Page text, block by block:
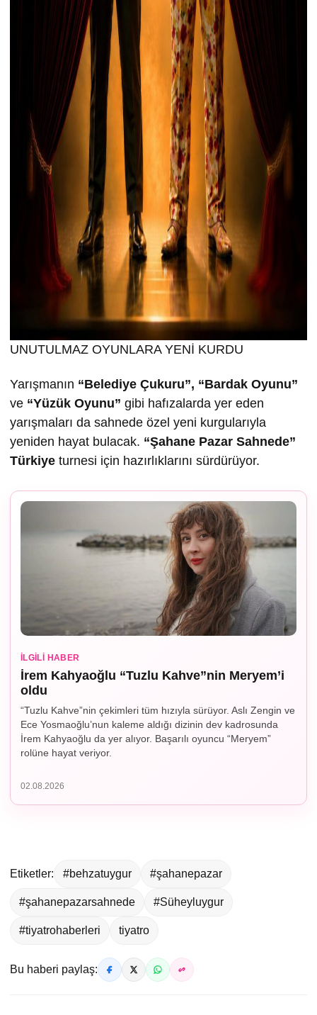
UNUTULMAZ OYUNLARA YENİ KURDU
Yarışmanın “Belediye Çukuru”, “Bardak Oyunu”
ve “Yüzük Oyunu” gibi hafızalarda yer eden
yarışmaları da sahnede özel yeni kurgularıyla
yeniden hayat bulacak. “Şahane Pazar Sahnede”
Türkiye turnesi için hazırlıklarını sürdürüyor.
İLGILI HABER
İrem Kahyaoğlu “Tuzlu Kahve”nin Meryem’i
oldu
“Tuzlu Kahve”nin çekimleri tüm hızıyla sürüyor. Aslı Zengin ve
Ece Yosmaoğlu’nun kaleme aldığı dizinin dev kadrosunda
İrem Kahyaoğlu da yer alıyor. Başarılı oyuncu “Meryem”
rolüne hayat veriyor.
02.08.2026
Etiketler: #behzatuygur #şahanepazar
#şahanepazarsahnede #Süheyluygur
#tiyatrohaberleri tiyatro
Bu haberi paylaş: